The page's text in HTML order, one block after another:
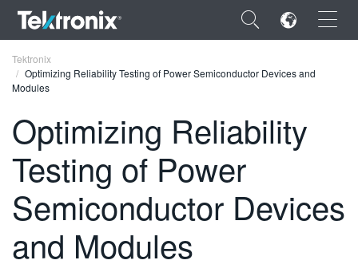
×
FRANÇAIS
DEUTSCH
VIỆT NAM
Tektronix
Optimizing Reliability Testing of Power Semiconductor Devices and
Modules
Optimizing Reliability
Testing of Power
Semiconductor Devices
and Modules